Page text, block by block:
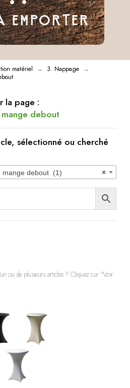
EMPORTER
matériel → 3. Nappage →
la page :
debout
sélectionné ou cherché
×
debout (1)
ou de plusieurs articles ? Cliquez sur "Voir